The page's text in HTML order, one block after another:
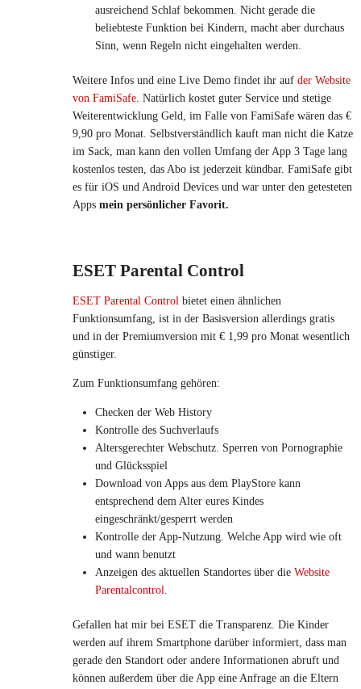
ausreichend Schlaf bekommen. Nicht gerade die
beliebteste Funktion bei Kindern, macht aber durchaus
Sinn, wenn Regeln nicht eingehalten werden.
Weitere Infos und eine Live Demo findet ihr auf der Website
von FamiSafe. Natürlich kostet guter Service und stetige
Weiterentwicklung Geld, im Falle von FamiSafe wären das €
9,90 pro Monat. Selbstverständlich kauft man nicht die Katze
im Sack, man kann den vollen Umfang der App 3 Tage lang
kostenlos testen, das Abo ist jederzeit kündbar. FamiSafe gibt
es für iOS und Android Devices und war unter den getesteten
Apps mein persönlicher Favorit.
ESET Parental Control
ESET Parental Control bietet einen ähnlichen
Funktionsumfang, ist in der Basisversion allerdings gratis
und in der Premiumversion mit € 1,99 pro Monat wesentlich
günstiger.
Zum Funktionsumfang gehören:
Checken der Web History
Kontrolle des Suchverlaufs
Altersgerechter Webschutz. Sperren von Pornographie
und Glücksspiel
Download von Apps aus dem PlayStore kann
entsprechend dem Alter eures Kindes
eingeschränkt/gesperrt werden
Kontrolle der App-Nutzung. Welche App wird wie oft
und wann benutzt
Anzeigen des aktuellen Standortes über die Website
Parentalcontrol.
Gefallen hat mir bei ESET die Transparenz. Die Kinder
werden auf ihrem Smartphone darüber informiert, dass man
gerade den Standort oder andere Informationen abruft und
können außerdem über die App eine Anfrage an die Eltern